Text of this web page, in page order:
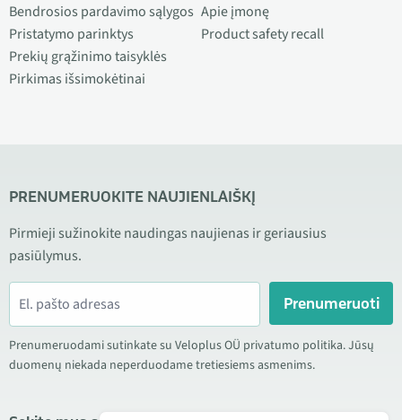
Bendrosios pardavimo sąlygos
Pristatymo parinktys
Prekių grąžinimo taisyklės
Pirkimas išsimokėtinai
Apie įmonę
Product safety recall
PRENUMERUOKITE NAUJIENLAIŠKĮ
Pirmieji sužinokite naudingas naujienas ir geriausius
pasiūlymus.
Prenumeruoti
Prenumeruodami sutinkate su Veloplus OÜ privatumo politika. Jūsų
duomenų niekada neperduodame tretiesiems asmenims.